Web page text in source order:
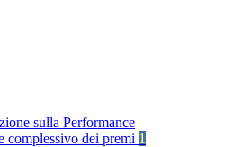
sulla Performance
complessivo dei premi 1